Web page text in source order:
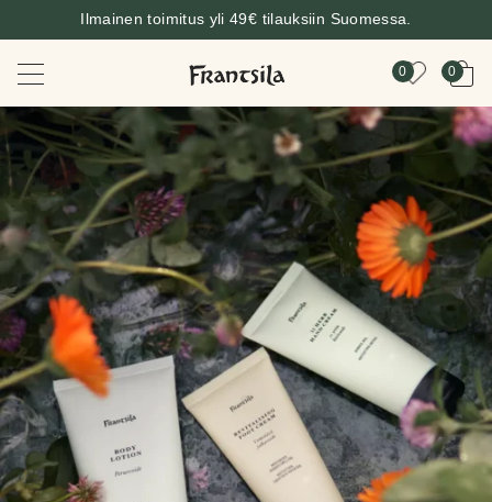
Ilmainen toimitus yli 49€ tilauksiin Suomessa.
0 0